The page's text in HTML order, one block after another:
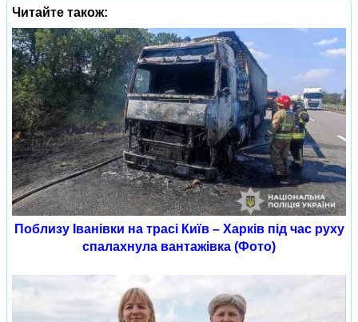
Читайте також:
Поблизу Іванівки на трасі Київ – Харків під час руху
спалахнула вантажівка (Фото)